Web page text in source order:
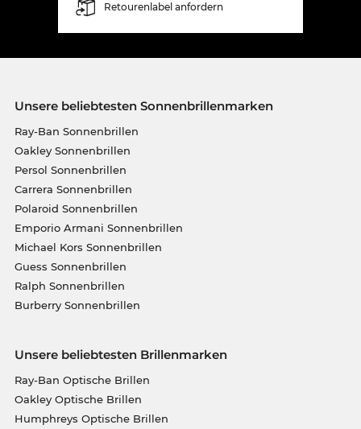
Retourenlabel anfordern
Unsere beliebtesten Sonnenbrillenmarken
Ray-Ban Sonnenbrillen
Oakley Sonnenbrillen
Persol Sonnenbrillen
Carrera Sonnenbrillen
Polaroid Sonnenbrillen
Emporio Armani Sonnenbrillen
Michael Kors Sonnenbrillen
Guess Sonnenbrillen
Ralph Sonnenbrillen
Burberry Sonnenbrillen
Unsere beliebtesten Brillenmarken
Ray-Ban Optische Brillen
Oakley Optische Brillen
Humphreys Optische Brillen